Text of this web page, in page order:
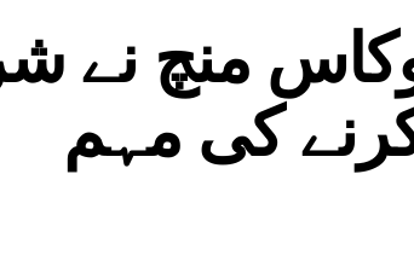
وکاس منچ نے
کی مہم